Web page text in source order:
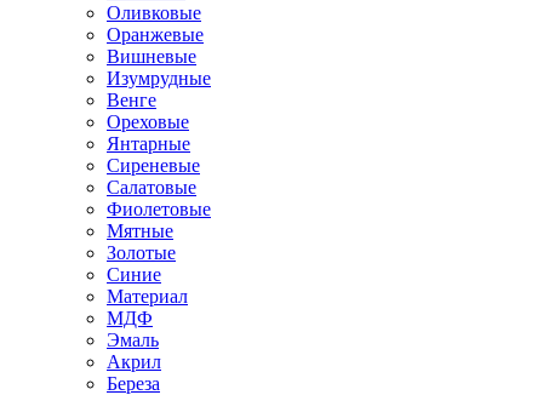
Оливковые
Оранжевые
Вишневые
Изумрудные
Венге
Ореховые
Янтарные
Сиреневые
Салатовые
Фиолетовые
Мятные
Золотые
Синие
Материал
МДФ
Эмаль
Акрил
Береза